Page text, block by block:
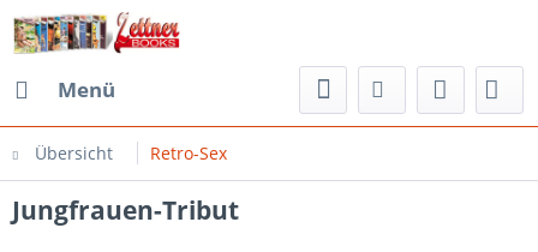
Menü
Übersicht Retro-Sex
Jungfrauen-Tribut